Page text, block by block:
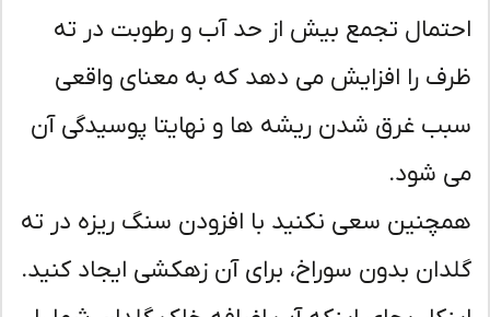
تجمع بیش از حد آب و رطوبت در ته
را افزایش می دهد که به معنای واقعی
غرق شدن ریشه ها و نهایتا پوسیدگی آن
شود.
سعی نکنید با افزودن سنگ ریزه در ته
بدون سوراخ، برای آن زهکشی ایجاد کنید.